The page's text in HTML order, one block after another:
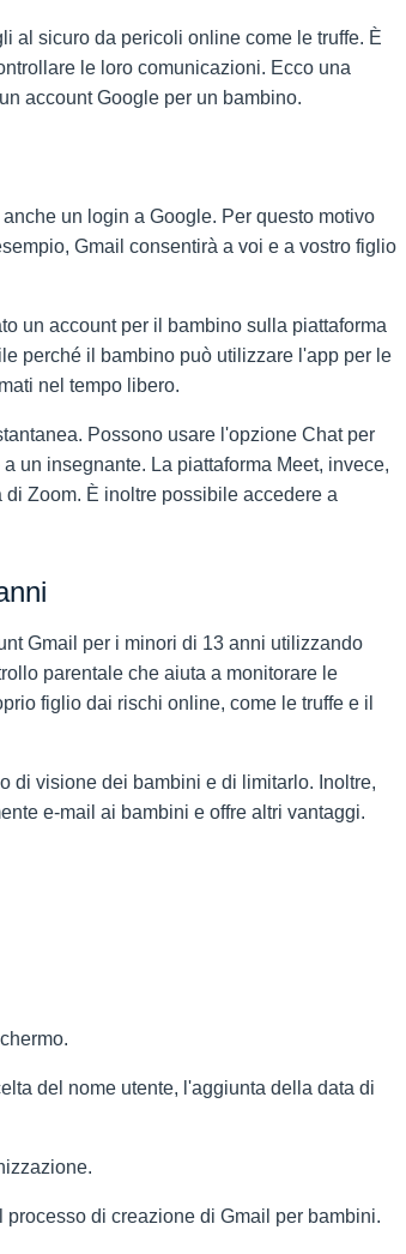
al sicuro da pericoli online come le truffe. È
le loro comunicazioni. Ecco una
account Google per un bambino.
un login a Google. Per questo motivo
Gmail consentirà a voi e a vostro figlio
un account per il bambino sulla piattaforma
perché il bambino può utilizzare l'app per le
nel tempo libero.
Possono usare l'opzione Chat per
un insegnante. La piattaforma Meet, invece,
Zoom. È inoltre possibile accedere a
Gmail per i minori di 13 anni utilizzando
parentale che aiuta a monitorare le
figlio dai rischi online, come le truffe e il
di visione dei bambini e di limitarlo. Inoltre,
e-mail ai bambini e offre altri vantaggi.
del nome utente, l'aggiunta della data di
di creazione di Gmail per bambini.